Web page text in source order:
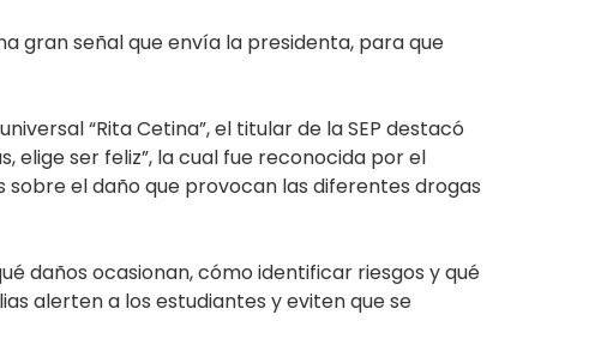
gran señal que envía la presidenta, para que
“Rita Cetina”, el titular de la SEP destacó
elige ser feliz”, la cual fue reconocida por el
sobre el daño que provocan las diferentes drogas
daños ocasionan, cómo identificar riesgos y qué
alerten a los estudiantes y eviten que se